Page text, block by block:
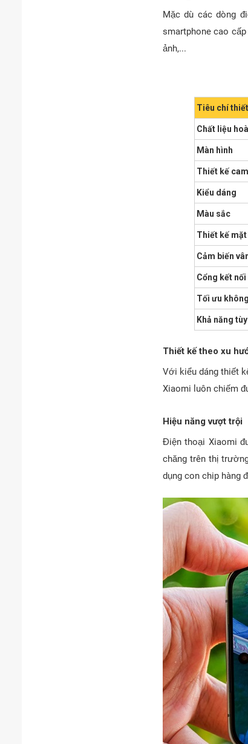
Mặc dù các dòng
smartphone cao
ảnh,...
Tiêu chí
Chất liệu
Màn hình
Thiết kế
Kiểu dáng
Màu sắc
Thiết kế
Cảm biến
Cổng kết nối
Tối ưu
Khả năng
Thiết kế theo xu
Với kiểu dáng thiết
Xiaomi luôn chiếm
Hiệu năng vượt trội
Điện thoại Xiaomi
chăng trên thị
dụng con chip hàng